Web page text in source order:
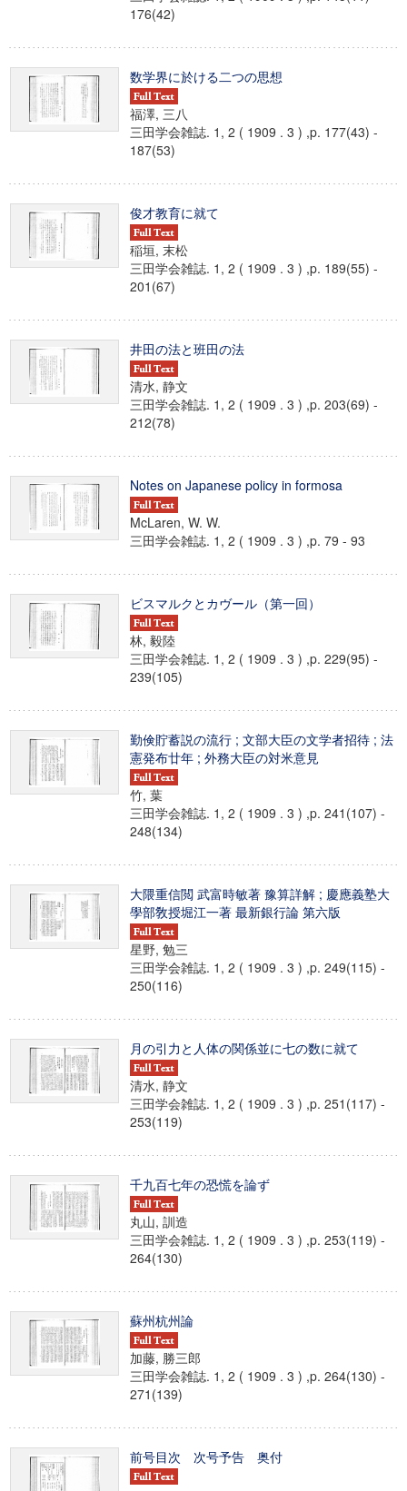
176(42)
数学界に於ける二つの思想
福澤, 三八
三田学会雑誌. 1, 2 ( 1909 . 3 ) ,p. 177(43) -
187(53)
俊才教育に就て
稲垣, 末松
三田学会雑誌. 1, 2 ( 1909 . 3 ) ,p. 189(55) -
201(67)
井田の法と班田の法
清水, 静文
三田学会雑誌. 1, 2 ( 1909 . 3 ) ,p. 203(69) -
212(78)
Notes on Japanese policy in formosa
McLaren, W. W.
三田学会雑誌. 1, 2 ( 1909 . 3 ) ,p. 79 - 93
ビスマルクとカヴール（第一回）
林, 毅陸
三田学会雑誌. 1, 2 ( 1909 . 3 ) ,p. 229(95) -
239(105)
勤倹貯蓄説の流行 ; 文部大臣の文学者招待 ; 法
憲発布廿年 ; 外務大臣の対米意見
竹, 葉
三田学会雑誌. 1, 2 ( 1909 . 3 ) ,p. 241(107) -
248(134)
大隈重信閲 武富時敏著 豫算詳解 ; 慶應義塾大
學部敎授堀江一著 最新銀行論 第六版
星野, 勉三
三田学会雑誌. 1, 2 ( 1909 . 3 ) ,p. 249(115) -
250(116)
月の引力と人体の関係並に七の数に就て
清水, 静文
三田学会雑誌. 1, 2 ( 1909 . 3 ) ,p. 251(117) -
253(119)
千九百七年の恐慌を論ず
丸山, 訓造
三田学会雑誌. 1, 2 ( 1909 . 3 ) ,p. 253(119) -
264(130)
蘇州杭州論
加藤, 勝三郎
三田学会雑誌. 1, 2 ( 1909 . 3 ) ,p. 264(130) -
271(139)
前号目次 次号予告 奥付